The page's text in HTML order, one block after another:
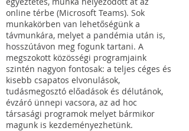
online térbe (Microsoft Teams). Sok
munkakörben van lehetőségünk a
távmunkára, melyet a pandémia után is,
hosszútávon meg fogunk tartani. A
megszokott közösségi programjaink
szintén nagyon fontosak: a teljes céges és
kisebb csapatos elvonulások,
tudásmegosztó előadások és délutánok,
évzáró ünnepi vacsora, az ad hoc
társasági programok melyet bármikor
magunk is kezdeményezhetünk.